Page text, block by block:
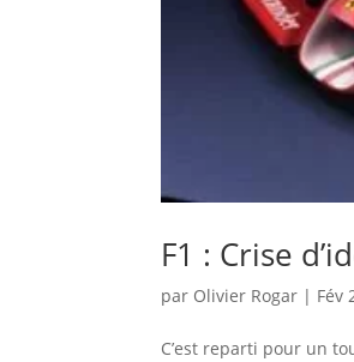
F1 : Crise
par Olivier Rogar | Fév
C’est reparti pour un